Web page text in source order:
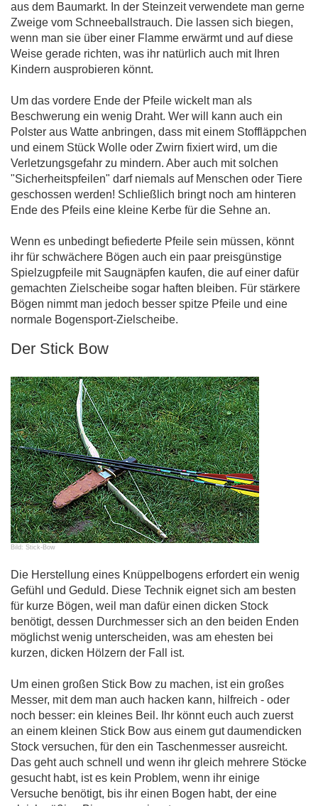
aus dem Baumarkt. In der Steinzeit verwendete man gerne
Zweige vom Schneeballstrauch. Die lassen sich biegen,
wenn man sie über einer Flamme erwärmt und auf diese
Weise gerade richten, was ihr natürlich auch mit Ihren
Kindern ausprobieren könnt.
Um das vordere Ende der Pfeile wickelt man als
Beschwerung ein wenig Draht. Wer will kann auch ein
Polster aus Watte anbringen, dass mit einem Stoffläppchen
und einem Stück Wolle oder Zwirn fixiert wird, um die
Verletzungsgefahr zu mindern. Aber auch mit solchen
"Sicherheitspfeilen" darf niemals auf Menschen oder Tiere
geschossen werden! Schließlich bringt noch am hinteren
Ende des Pfeils eine kleine Kerbe für die Sehne an.
Wenn es unbedingt befiederte Pfeile sein müssen, könnt
ihr für schwächere Bögen auch ein paar preisgünstige
Spielzugpfeile mit Saugnäpfen kaufen, die auf einer dafür
gemachten Zielscheibe sogar haften bleiben. Für stärkere
Bögen nimmt man jedoch besser spitze Pfeile und eine
normale Bogensport-Zielscheibe.
Der Stick Bow
Bild: Stick-Bow
Die Herstellung eines Knüppelbogens erfordert ein wenig
Gefühl und Geduld. Diese Technik eignet sich am besten
für kurze Bögen, weil man dafür einen dicken Stock
benötigt, dessen Durchmesser sich an den beiden Enden
möglichst wenig unterscheiden, was am ehesten bei
kurzen, dicken Hölzern der Fall ist.
Um einen großen Stick Bow zu machen, ist ein großes
Messer, mit dem man auch hacken kann, hilfreich - oder
noch besser: ein kleines Beil. Ihr könnt euch auch zuerst
an einem kleinen Stick Bow aus einem gut daumendicken
Stock versuchen, für den ein Taschenmesser ausreicht.
Das geht auch schnell und wenn ihr gleich mehrere Stöcke
gesucht habt, ist es kein Problem, wenn ihr einige
Versuche benötigt, bis ihr einen Bogen habt, der eine